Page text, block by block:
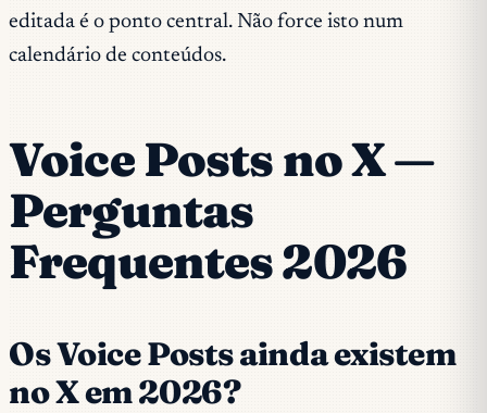
editada é o ponto central. Não force isto num
calendário de conteúdos.
Voice Posts no X —
Perguntas
Frequentes 2026
Os Voice Posts ainda existem
no X em 2026?